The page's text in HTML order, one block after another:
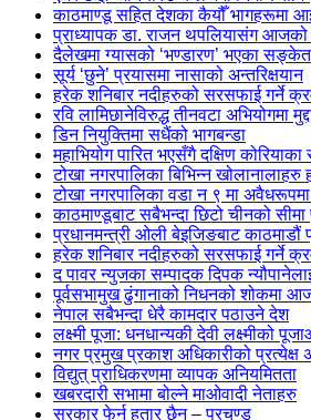
काठमाण्डू सहित देशका कैयौँ भागहरूमा
प्राध्यापक डा. राजन थपलियासंग
दैलेखमा ग्यासको ‘भण्डारण’ भएका सङ्केत
सूर्य ‘छुने’ प्रयासमा नासाको अन्तरिक्षयान
हरेक शनिबार नदीहरुको सरसफाई गर्ने
रवि लामिछानेविरुद्ध तीनवटा अभियोगमा
डिन नियुक्तिमा सधैंको भागबन्डा
महाभियोग पारित भएसँगै दक्षिण कोरियाका
टोखा नगरपालिका बिभिन्न
टोखा नगरपालिका वडा न ९ मा
काठमाण्डूबाट सबैभन्दा छिटो चीनको
प्रधानमन्त्री ओली बेइजिङबाट काठमाडौं
हरेक शनिबार नदीहरुको सरसफाई गर्ने
द पावर न्युजका सम्पादक दिपक
पूर्वसभामुख ढुंगानाको निधनको शोकमा
नेपाल सबैभन्दा धेरै कामदार पठाउने देश
लक्ष्मी पूजा: धनधान्यकी देवी लक्ष्मीको
नगर प्रमुख प्रकाश अधिकारीको प्रत्येक्ष
विद्युत् प्राधिकरणमा व्यापक अनियमितता
खबरदारी सभामा बोल्ने माओवादी नेताहरु
सरकार फेर्न हतार छैन – प्रचण्ड